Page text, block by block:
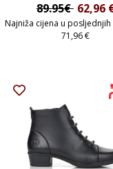
89.95€ 62,96
Najniža cijena u posljednjih
71,96€